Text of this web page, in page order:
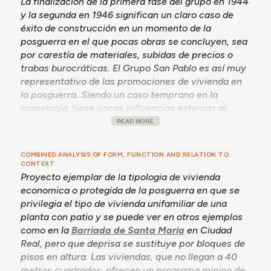
actuales se hallan emplazadas.”
En octubre de 1943 el arquitecto municipal firma
planos de ambos grupos, en el seguimiento de la
apertura del nuevo camino de ronda de la localidad,
Ronda de San Agustín. Para implantación del Grupo
San Pablo se proyectan tres líneas, dos con siete casas
y una con seis. Se prevé la apertura de calle de
prolongación de la de Antequera. La primera fase de
veinte casas corresponde a la manzana cerrada entre
las calles Manuel Ostos y Ostos y Garay y Conde. El
para necesidades mínimas, que no llegarían a cumplir
todas las necesidades de familias numerosas, pero
suponen una mejoría notable. La vivienda tipo consta
de una sala comedor con entrada directa desde la
calle, que incluye la cocina en un hueco formado por la
tabiquería, dos dormitorios uno a cada fachada y
retrete con entrada exterior a la casa y lavadero. Cada
vivienda tiene un pequeño patio cerrado. Las fachadas
de las casas tienen 6 metros y la vivienda 6,40 metros
de fondo, y el patio 6 metros de fondo. Se busca la
y la segunda en 1946 significan un claro caso de
éxito de construcción en un momento de la
posguerra en el que pocas obras se concluyen, sea
por carestía de materiales, subidas de precios o
trabas burocráticas. El Grupo San Pablo es así muy
representativo de las promociones de vivienda en
la posguerra. Siendo un caso temprano en la
cronología, tiene pocas influencias externas al
municipio y se puede ver la marca personal del
y cerdos, vacas y pollos en la fachada posterior.
READ MORE
COMBINED ANALYSIS OF FORM, FUNCTION AND RELATION TO
CONTEXT
Proyecto ejemplar de la tipologia de vivienda
economica o protegida de la posguerra en que se
privilegia el tipo de vivienda unifamiliar de una
planta con patio y se puede ver en otros ejemplos
como en la Barriada de Santa Maríaen Ciudad
Real, pero que deprisa se sustituye por bloques de
pisos en altura. Las viviendas, que no llegan a 40